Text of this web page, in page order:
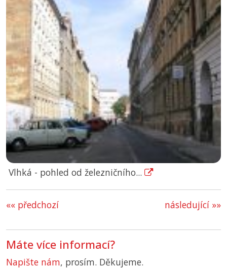
Vlhká - pohled od železničního...
«« předchozí následující »»
Máte více informací?
Napište nám, prosím. Děkujeme.